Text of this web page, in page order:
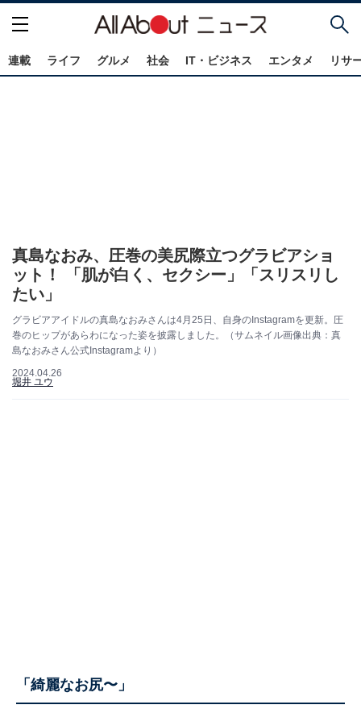
連載 ライフ グルメ 社会 IT・ビジネス エンタメ リサ
真島なおみ、圧巻の美尻際立つグラビアショ
ット！ 「肌が白く、セクシー」「スリスリし
たい」
グラビアアイドルの真島なおみさんは4月25日、自身のInstagramを更新。圧
巻のヒップがあらわになった姿を披露しました。（サムネイル画像出典：真
島なおみさん公式Instagramより）
2024.04.26
堀井 ユウ
「綺麗なお尻〜」